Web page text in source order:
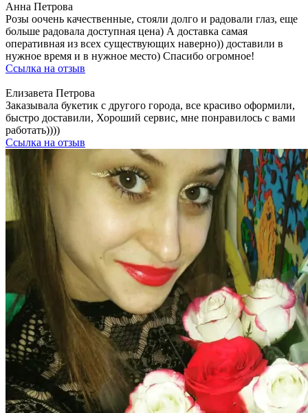
Анна Петрова
Розы оочень качественные, стояли долго и радовали глаз, еще
больше радовала доступная цена) А доставка самая
оперативная из всех существующих наверно)) доставили в
нужное время и в нужное место) Спасибо огромное!
Ссылка на отзыв
Елизавета Петрова
Заказывала букетик с другого города, все красиво оформили,
быстро доставили, Хороший сервис, мне понравилось с вами
работать))))
Ссылка на отзыв